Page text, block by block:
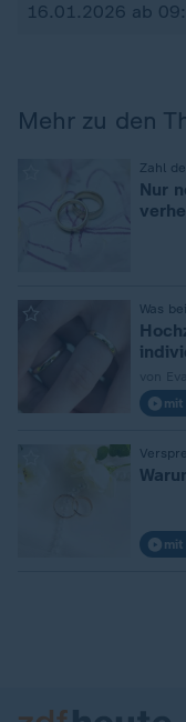
16.01.2026 ab
Mehr zu den
Zahl
Nur
Was
mit
mit